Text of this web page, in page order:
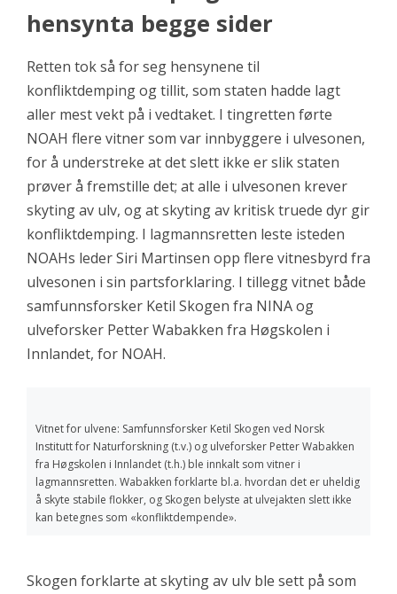
hensynta begge sider
Retten tok så for seg hensynene til
konfliktdemping og tillit, som staten hadde lagt
aller mest vekt på i vedtaket. I tingretten førte
NOAH flere vitner som var innbyggere i ulvesonen,
for å understreke at det slett ikke er slik staten
prøver å fremstille det; at alle i ulvesonen krever
skyting av ulv, og at skyting av kritisk truede dyr gir
konfliktdemping. I lagmannsretten leste isteden
NOAHs leder Siri Martinsen opp flere vitnesbyrd fra
ulvesonen i sin partsforklaring. I tillegg vitnet både
samfunnsforsker Ketil Skogen fra NINA og
ulveforsker Petter Wabakken fra Høgskolen i
Innlandet, for NOAH.
Vitnet for ulvene: Samfunnsforsker Ketil Skogen ved Norsk
Institutt for Naturforskning (t.v.) og ulveforsker Petter Wabakken
fra Høgskolen i Innlandet (t.h.) ble innkalt som vitner i
lagmannsretten. Wabakken forklarte bl.a. hvordan det er uheldig
å skyte stabile flokker, og Skogen belyste at ulvejakten slett ikke
kan betegnes som «konfliktdempende».
Skogen forklarte at skyting av ulv ble sett på som